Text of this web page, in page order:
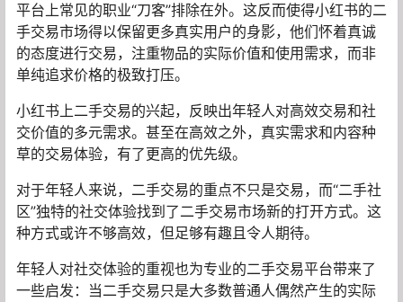
平台上常见的职业“刀客”排除在外。这反而使得小红书的二
手交易市场得以保留更多真实用户的身影，他们怀着真诚
的态度进行交易，注重物品的实际价值和使用需求，而非
单纯追求价格的极致打压。
小红书上二手交易的兴起，反映出年轻人对高效交易和社
交价值的多元需求。甚至在高效之外，真实需求和内容种
草的交易体验，有了更高的优先级。
对于年轻人来说，二手交易的重点不只是交易，而“二手社
区”独特的社交体验找到了二手交易市场新的打开方式。这
种方式或许不够高效，但足够有趣且令人期待。
年轻人对社交体验的重视也为专业的二手交易平台带来了
一些启发：当二手交易只是大多数普通人偶然产生的实际